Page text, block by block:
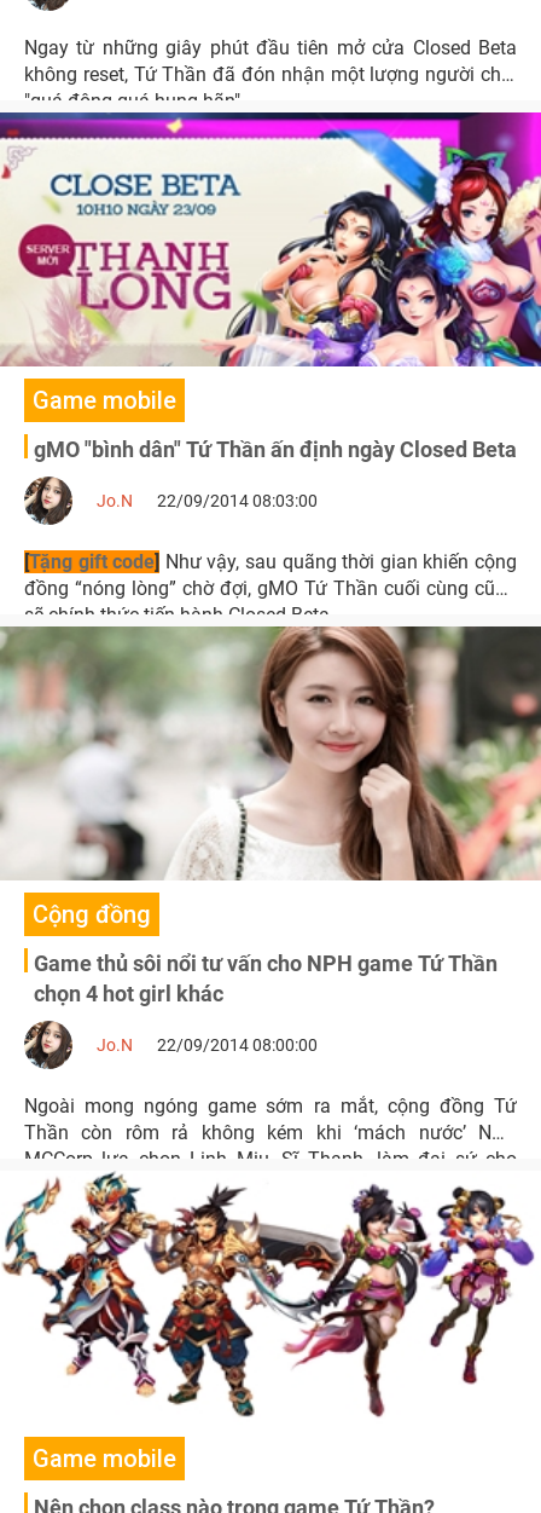
Ngay từ những giây phút đầu tiên mở cửa Closed Beta
không reset, Tứ Thần đã đón nhận một lượng người chơi
"quá đông quá hung hãn".
Game mobile
gMO "bình dân" Tứ Thần ấn định ngày Closed Beta
Jo.N 22/09/2014 08:03:00
[Tặng gift code] Như vậy, sau quãng thời gian khiến cộng
đồng “nóng lòng” chờ đợi, gMO Tứ Thần cuối cùng cũng
sẽ chính thức tiến hành Closed Beta.
Cộng đồng
Game thủ sôi nổi tư vấn cho NPH game Tứ Thần
chọn 4 hot girl khác
Jo.N 22/09/2014 08:00:00
Ngoài mong ngóng game sớm ra mắt, cộng đồng Tứ
Thần còn rôm rả không kém khi ‘mách nước’ NPH
MCCorp lựa chọn Linh Miu, Sĩ Thanh…làm đại sứ cho
game.
Game mobile
Nên chọn class nào trong game Tứ Thần?